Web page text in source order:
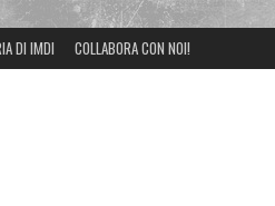
DI IMDI COLLABORA CON NOI!